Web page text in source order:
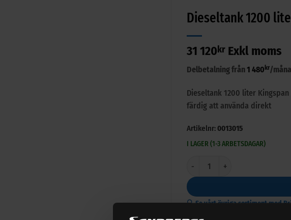
Dieseltank 1200
31 120 kr Exkl moms
Delbetalning från1 480 kr/
Dieseltank 1200 liter
färdig att använda direkt
Artikelnr: 0013015
I LAGER (1-3 ARBETSDAGAR)
🔍 Se vårt övriga sortiment med